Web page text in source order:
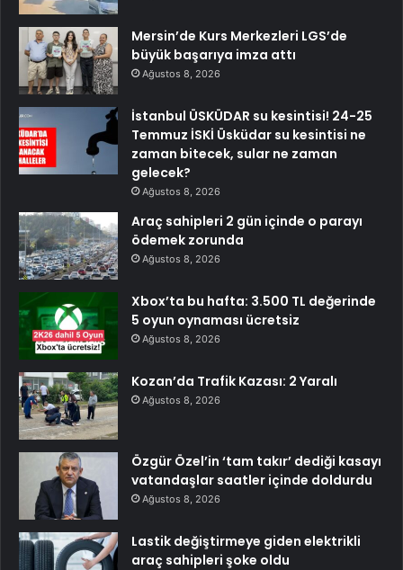
Mersin’de Kurs Merkezleri LGS’de
büyük başarıya imza attı
Ağustos 8, 2026
İstanbul ÜSKÜDAR su kesintisi! 24-25
Temmuz İSKİ Üsküdar su kesintisi ne
zaman bitecek, sular ne zaman
gelecek?
Ağustos 8, 2026
Araç sahipleri 2 gün içinde o parayı
ödemek zorunda
Ağustos 8, 2026
Xbox’ta bu hafta: 3.500 TL değerinde
5 oyun oynaması ücretsiz
Ağustos 8, 2026
Kozan’da Trafik Kazası: 2 Yaralı
Ağustos 8, 2026
Özgür Özel’in ‘tam takır’ dediği kasayı
vatandaşlar saatler içinde doldurdu
Ağustos 8, 2026
Lastik değiştirmeye giden elektrikli
araç sahipleri şoke oldu